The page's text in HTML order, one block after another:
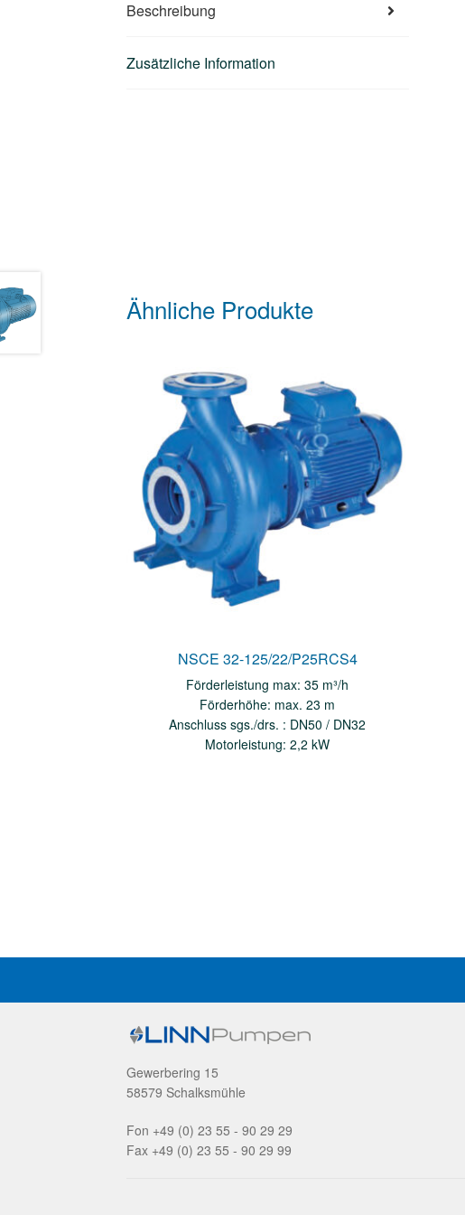
Beschreibung
Zusätzliche Information
Ähnliche Produkte
NSCE 32-125/22/P25RCS4
Förderleistung max: 35 m³/h
Förderhöhe: max. 23 m
Anschluss sgs./drs. : DN50 / DN32
Motorleistung: 2,2 kW
Gewerbering 15
58579 Schalksmühle
Fon +49 (0) 23 55 - 90 29 29
Fax +49 (0) 23 55 - 90 29 99